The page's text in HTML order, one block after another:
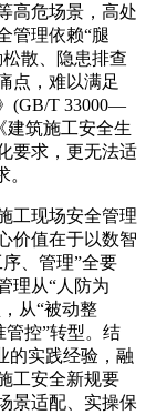
高危场景，高处
管理依赖“腿
散、隐患排查
点，难以满足
(GB/T 33000—
建筑施工安全生
要求，更无法适
工现场安全管理
价值在于以数智
、管理”全要
理从“人防为
从“被动整
管控”转型。结
的实践经验，融
工安全新规要
景适配、实操保